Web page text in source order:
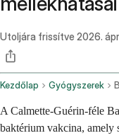
Utoljára frissítve 2026.
Kezdőlap Gyógyszerek
A Calmette-Guérin-féle
baktérium vakcina, amely